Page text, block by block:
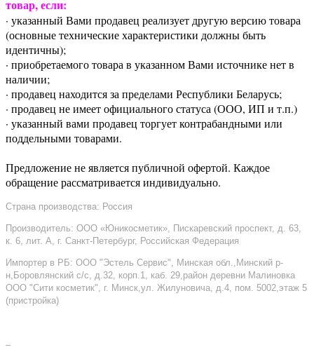
товар, если:
· указанный Вами продавец реализует другую версию товара
(основные технические характеристики должны быть
идентичны);
· приобретаемого товара в указанном Вами источнике нет в
наличии;
· продавец находится за пределами Республики Беларусь;
· продавец не имеет официального статуса (ООО, ИП и т.п.)
· указанный вами продавец торгует контрабандными или
поддельными товарами.
Предложение не является публичной офертой. Каждое
обращение рассматривается индивидуально.
Страна производства: Россия
Производитель: ООО «Юникосметик», Пискаревский проспект, д. 63,
к. 6, лит. А, г. Санкт-Петербург, Российская Федерация
Импортер в РБ: ООО "Эстель Сервис", Минская обл.,Минский р-
н,Боровлянский с/с, д.32, корп.1, каб. 29,район деревни Малиновка
ООО "Сити косметик", г. Минск,ул. Жилуновича, д.4, пом. 5002,этаж 5
(пристройка)
–